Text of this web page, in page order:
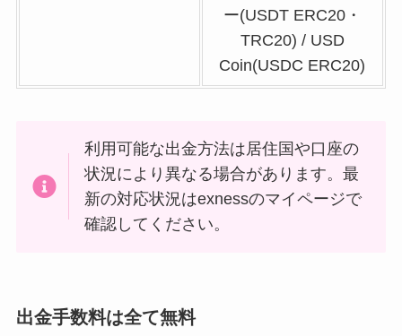
ー(USDT ERC20・
TRC20) / USD
Coin(USDC ERC20)
利用可能な出金方法は居住国や口座の
状況により異なる場合があります。最
新の対応状況はexnessのマイページで
確認してください。
出金手数料は全て無料